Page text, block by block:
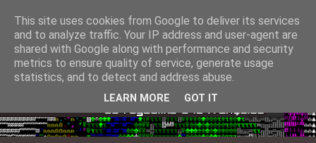
This site uses cookies from Google to deliver its services
and to analyze traffic. Your IP address and user-agent are
shared with Google along with performance and security
metrics to ensure quality of service, generate usage
statistics, and to detect and address abuse.
LEARN MORE GOT IT